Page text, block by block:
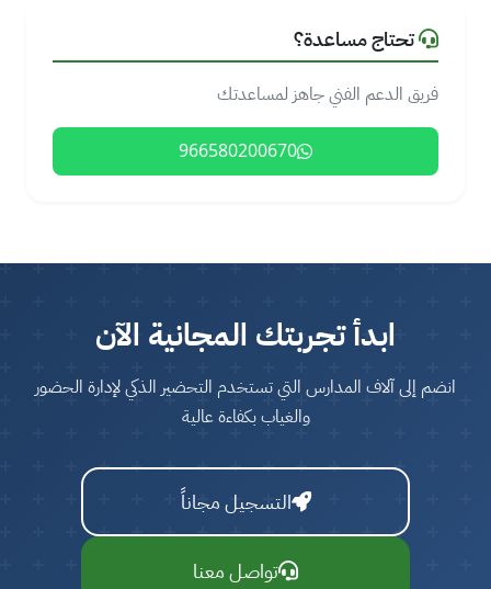
تحتاج مساعدة؟
فريق الدعم الفني جاهز لمساعدتك
966580200670
ابدأ تجربتك المجانية الآن
انضم إلى آلاف المدارس التي تستخدم التحضير الذكي لإدارة الحضور
والغياب بكفاءة عالية
التسجيل مجاناً
تواصل معنا